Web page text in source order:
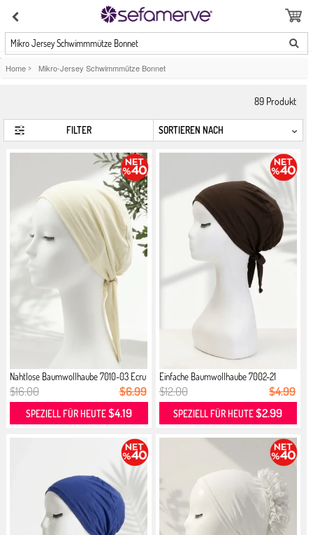
Mikro Jersey Schwimmmütze Bonnet
Home > Mikro-Jersey Schwimmmütze Bonnet
89 Produkt
FILTER
Nahtlose Baumwollhaube 7010-03 Ecru
$16.00 $6.99
SPEZIELL FÜR HEUTE$4.19
Einfache Baumwollhaube 7002-21
Braun
$12.00 $4.99
SPEZIELL FÜR HEUTE$2.99